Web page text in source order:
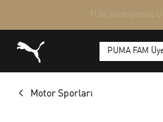
Motor Sporları